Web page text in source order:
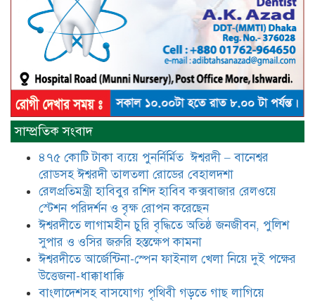
আটঘরিয়ায় বিএনপি নেতার ভাতিজাকে ছাত্রলীগের সাধারণ
​​অবৈধ অর্থ বা পেশীশক্তি না থাকলে
রাজনীতিতে টিকে থাকার একমাত্র উপায়
বিএনপির কেন্দ্রিয় নেতা সিরাজুল ইসলাম
সরদার
মধুমতি এক্সপ্রেস ট্রেনে রেলওয়ে জেলা
ডিবি টিমের বিশেষ অভিযানে রতন লাল
বিশ্বাসকে ৫০ বোতল কোডিন যুক্ত
সিরাপসহ গ্রেফতার
ঈশ্বরদীতে বিএনপি নেত্রীর বিরুদ্ধে জমি ও
দোকান দখলের চেষ্টার অভিযোগে সংবাদ
সম্মেলন
সাম্প্রতিক সংবাদ
৪৭৫ কোটি টাকা ব্যয়ে পুনর্নির্মিত ঈশ্বরদী – বানেশ্বর
রোডসহ ঈশ্বরদী তালতলা রোডের বেহালদশা
রেলপ্রতিমন্ত্রী হাবিবুর রশিদ হাবিব কক্সবাজার রেলওয়ে
স্টেশন পরিদর্শন ও বৃক্ষ রোপন করেছেন
ঈশ্বরদীতে লাগামহীন চুরি বৃদ্ধিতে অতিষ্ঠ জনজীবন, পুলিশ
সুপার ও ওসির জরুরি হস্তক্ষেপ কামনা ​
ঈশ্বরদীতে আর্জেন্টিনা-স্পেন ফাইনাল খেলা নিয়ে দুই পক্ষের
উত্তেজনা-ধাক্কাধাক্কি
বাংলাদেশসহ বাসযোগ্য পৃথিবী গড়তে গাছ লাগিয়ে